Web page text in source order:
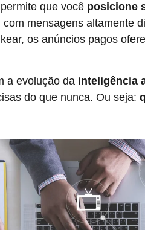
que você posicione
com mensagens altamente
os anúncios pagos
a evolução da inteligência
do que nunca. Ou seja: